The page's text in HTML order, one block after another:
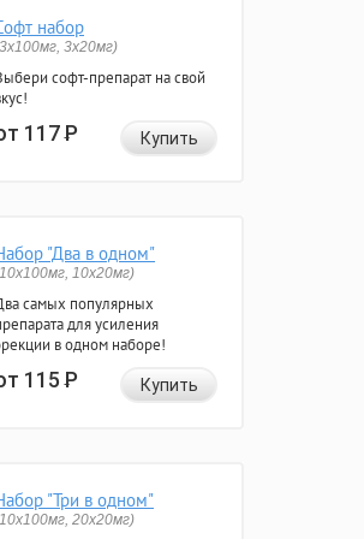
набор
3x20мг)
софт-препарат на свой
117Р Купить
"Два в одном"
10x20мг)
самых популярных
для усиления
в одном наборе!
115Р Купить
"Три в одном"
20x20мг)